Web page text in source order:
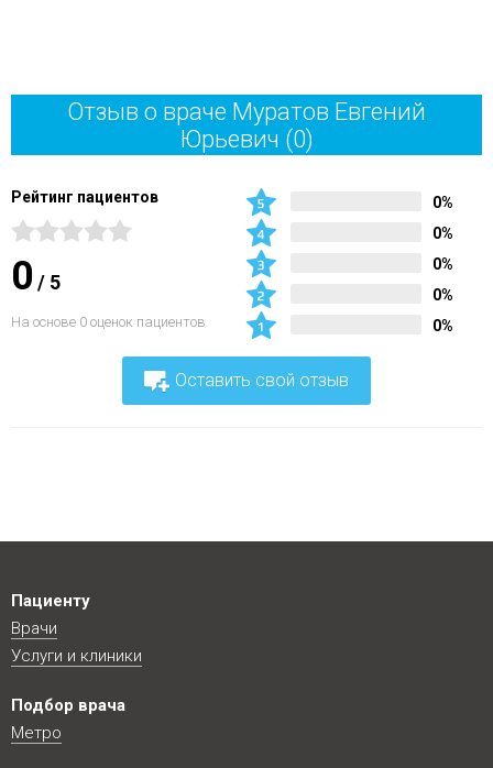
Отзыв о враче Муратов Евгений
Юрьевич (0)
Рейтинг пациентов
0 / 5
На основе 0 оценок пациентов
0%
0%
0%
0%
0%
Оставить свой отзыв
Пациенту
Врачи
Услуги и клиники
Подбор врача
Метро